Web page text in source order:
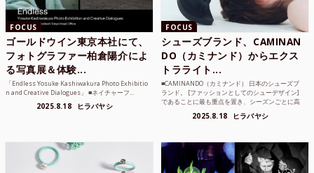
FOCUS
ゴールドウイン東京本社にて、
フォトグラファー柏倉陽介によ
る写真展＆体験...
「Endless Yosuke Kashiwakura Photo Exhibitio
n and Creative Dialogues」 ■ネイチャーフ...
2025.8.18 ヒラバヤシ
FOCUS
シューズブランド、CAMINAN
DO（カミナンド）からエクス
トラライト...
■CAMINANDO（カミナンド） 日本のシューズブ
ランド。 [ファッションとしてのシューデザイン]
であることに最も重点を置き、シーズンごとに高
2025.8.18 ヒラバヤシ